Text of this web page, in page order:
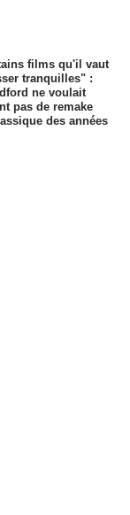
films qu'il vaut
tranquilles" :
ne voulait
pas de remake
des années